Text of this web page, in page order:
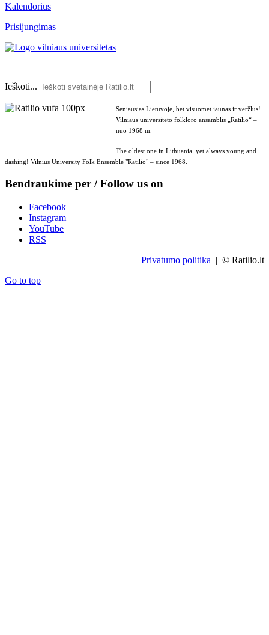
Kalendorius
Prisijungimas
Ieškoti...
Seniausias Lietuvoje, bet visuomet jaunas ir veržlus!
Vilniaus universiteto folkloro ansamblis „Ratilio“ –
nuo 1968 m.
The oldest one in Lithuania, yet always young and
dashing! Vilnius University Folk Ensemble "Ratilio" – since 1968.
Bendraukime per / Follow us on
Facebook
Instagram
YouTube
RSS
Privatumo politika | © Ratilio.lt
Go to top